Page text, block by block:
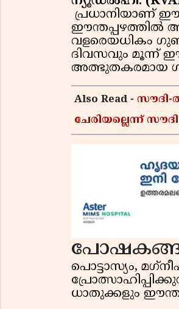
പ്രധാനിയാണ്
ഈന്തപ്പഴത്തില്‍
വളരെയധികം
ദിവസവും മൂന്ന്
അത്ഭുതകരമായ
Also Read -
ചേരിയല്ലെന്ന്
പൊട്ടാസ്യം,
ധാതുക്കളും